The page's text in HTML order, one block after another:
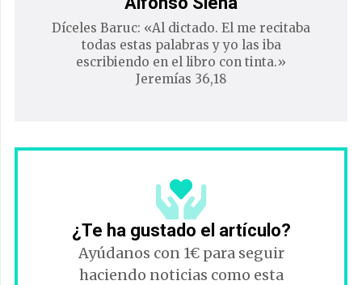
Díceles Baruc: «Al dictado. El me recitaba
todas estas palabras y yo las iba
escribiendo en el libro con tinta.»
Jeremías 36,18
¿Te ha gustado el artículo?
Ayúdanos con 1€ para seguir
haciendo noticias como esta